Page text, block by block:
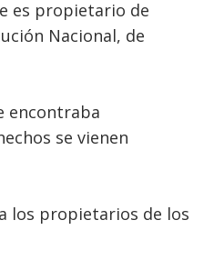
es propietario de
Nacional, de
encontraba
se vienen
los propietarios de los